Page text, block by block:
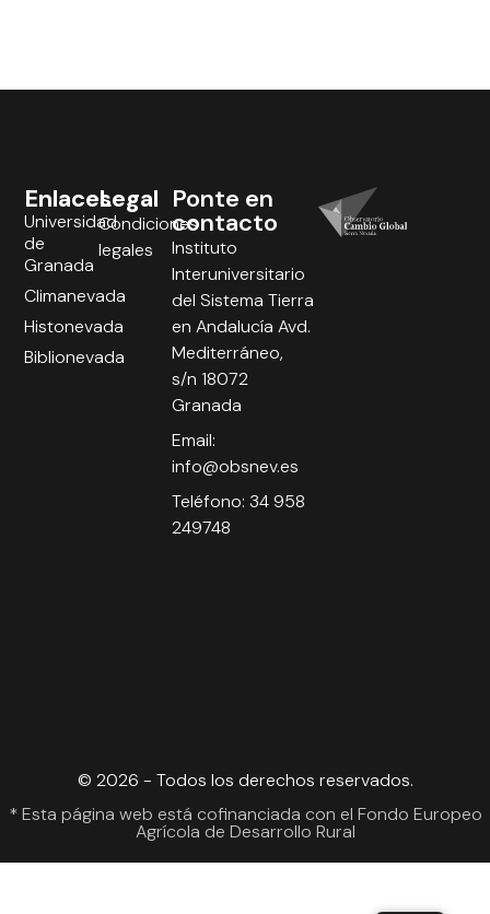
Legal
Condiciones
legales
Enlaces
Universidad
de
Granada
Climanevada
Histonevada
Biblionevada
Ponte en
contacto
Instituto
Interuniversitario
del Sistema Tierra
en Andalucía Avd.
Mediterráneo,
s/n 18072
Granada
Email:
info@obsnev.es
Teléfono: 34 958
249748
© 2026 - Todos los derechos reservados.
* Esta página web está cofinanciada con el Fondo Europeo
Agrícola de Desarrollo Rural